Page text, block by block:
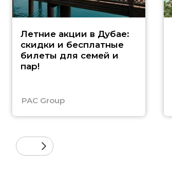
Летние акции в Дубае:
скидки и бесплатные
билеты для семей и
пар!
PAC Group